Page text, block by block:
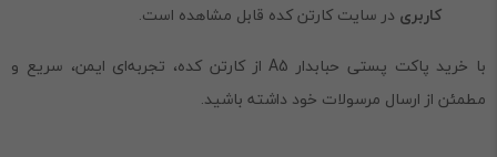
کاربری در سایت کارتن کده قابل مشاهده است.
با خرید پاکت پستی حبابدار A5 از کارتن کده، تجربه‌ای ایمن، سریع و
مطمئن از ارسال مرسولات خود داشته باشید.